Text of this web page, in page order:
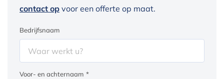
contact op voor een offerte op maat.
Bedrijfsnaam
Voor- en achternaam *